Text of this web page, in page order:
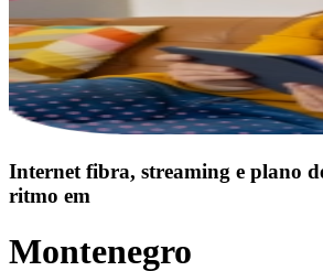
Internet fibra, streaming e plano
ritmo em
Montenegro